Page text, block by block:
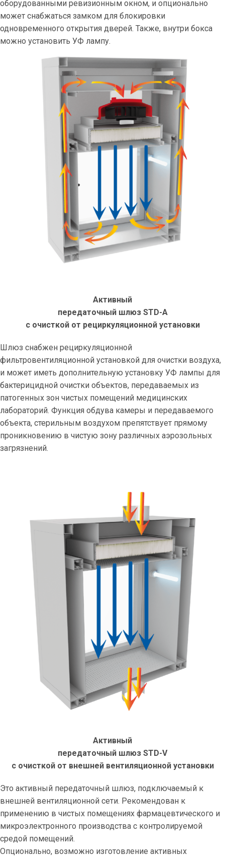
оборудованными ревизионным окном, и опционально
может снабжаться замком для блокировки
одновременного открытия дверей. Также, внутри бокса
можно установить УФ лампу.
Активный
передаточный шлюз STD-A
с очисткой от рециркуляционной установки
Шлюз снабжен рециркуляционной
фильтровентиляционной установкой для очистки воздуха,
и может иметь дополнительную установку УФ лампы для
бактерицидной очистки объектов, передаваемых из
патогенных зон чистых помещений медицинских
лабораторий. Функция обдува камеры и передаваемого
объекта, стерильным воздухом препятствует прямому
проникновению в чистую зону различных аэрозольных
загрязнений.
Активный
передаточный шлюз STD-V
с очисткой от внешней вентиляционной установки
Это активный передаточный шлюз, подключаемый к
внешней вентиляционной сети. Рекомендован к
применению в чистых помещениях фармацевтического и
микроэлектронного производства с контролируемой
средой помещений.
Опционально, возможно изготовление активных